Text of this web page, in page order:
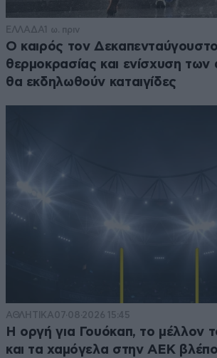
ΕΛΛΑΔΑ1 ω. πριν
Ο καιρός τον
θερμοκρασίας και ενίσχυση
θα εκδηλωθούν καταιγίδες
ΑΘΛΗΤΙΚΑ07·08·2026 15:45
Η οργή για Γουόκαπ, το μέλλον
και τα χαμόγελα στην ΑΕΚ